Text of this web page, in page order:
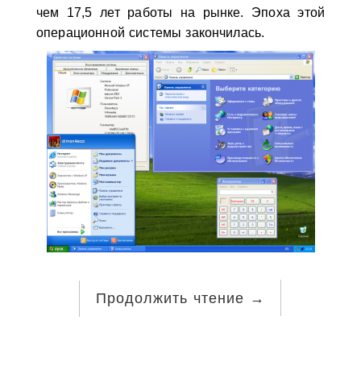
чем 17,5 лет работы на рынке. Эпоха этой
операционной системы закончилась.
Продолжить чтение →